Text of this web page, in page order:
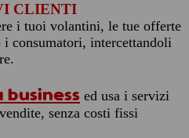
CLIENTI
i tuoi volantini, le tue offerte
consumatori, intercettandoli
business ed usa i servizi
senza costi fissi